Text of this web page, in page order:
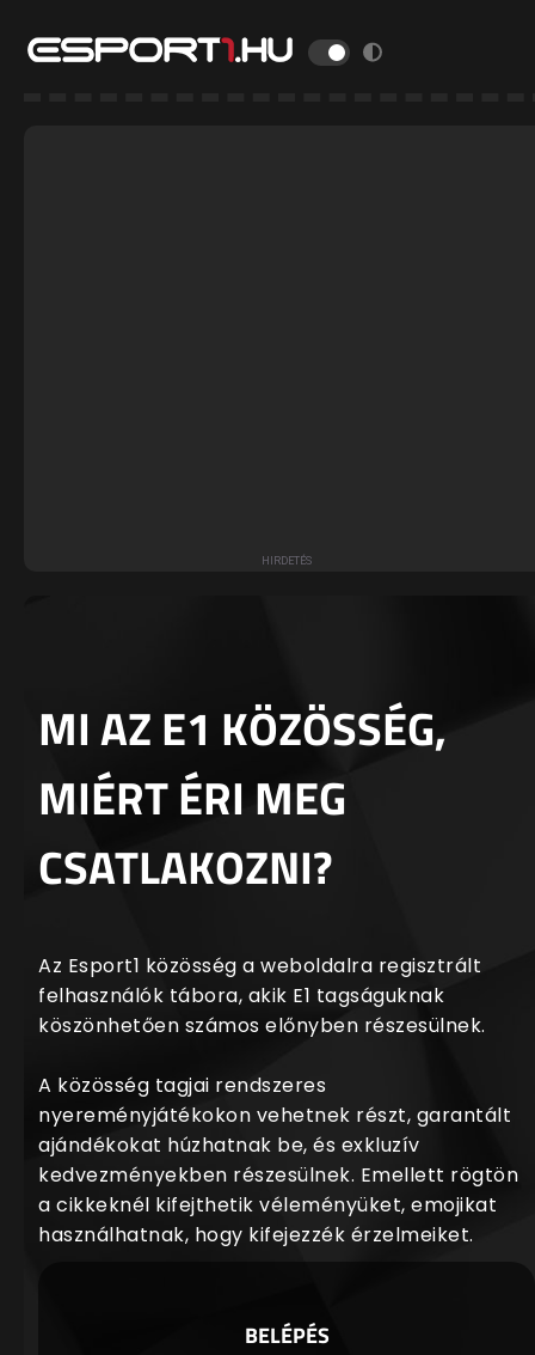
MI AZ E1 KÖZÖSSÉG,
MIÉRT ÉRI MEG
CSATLAKOZNI?
Az Esport1 közösség a weboldalra regisztrált
felhasználók tábora, akik E1 tagságuknak
köszönhetően számos előnyben részesülnek.
A közösség tagjai rendszeres
nyereményjátékokon vehetnek részt, garantált
ajándékokat húzhatnak be, és exkluzív
kedvezményekben részesülnek. Emellett rögtön
a cikkeknél kifejthetik véleményüket, emojikat
használhatnak, hogy kifejezzék érzelmeiket.
BELÉPÉS